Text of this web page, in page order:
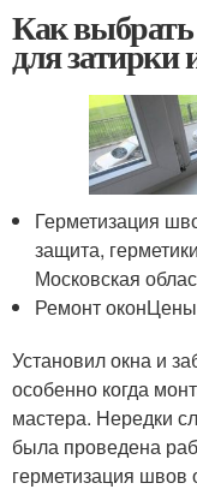
Как
для затирки
Герметизация
защита,
Московская
Ремонт оконЦены
Установил окна и
особенно когда
мастера. Нередки
была проведена
герметизация швов